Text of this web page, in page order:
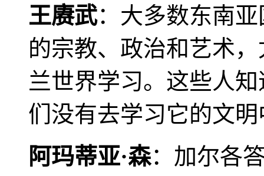
王赓武：大多数东南
的宗教、政治和艺术
兰世界学习。这些人
们没有去学习它的文
阿玛蒂亚·森：加尔各